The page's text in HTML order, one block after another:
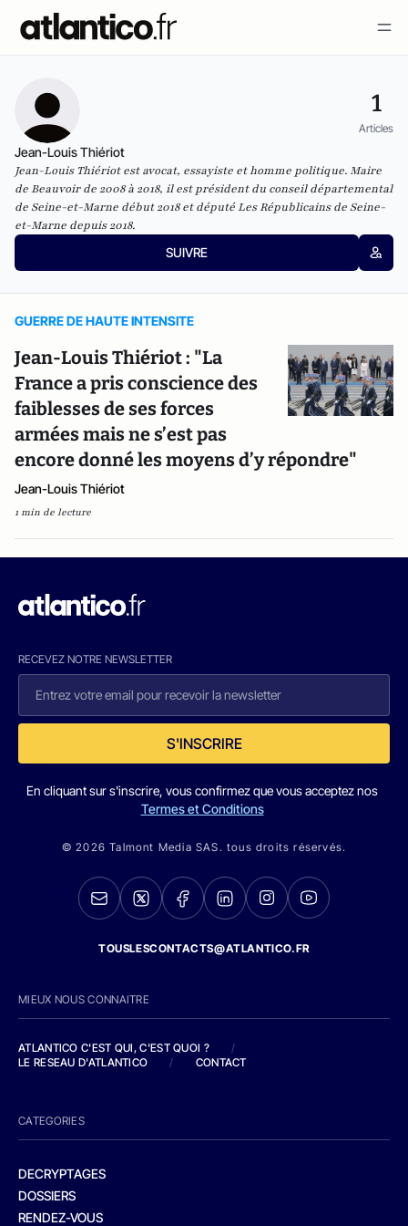
1
Articles
Jean-Louis Thiériot
Jean-Louis Thiériot est avocat, essayiste et homme politique. Maire
de Beauvoir de 2008 à 2018, il est président du conseil départemental
de Seine-et-Marne début 2018 et député Les Républicains de Seine-
et-Marne depuis 2018.
SUIVRE
GUERRE DE HAUTE INTENSITE
Jean-Louis Thiériot : "La
France a pris conscience des
faiblesses de ses forces
armées mais ne s’est pas
encore donné les moyens d’y répondre"
Jean-Louis Thiériot
1 min de lecture
RECEVEZ NOTRE NEWSLETTER
S'INSCRIRE
En cliquant sur s'inscrire, vous confirmez que vous acceptez nos
Termes et Conditions
© 2026 Talmont Media SAS. tous droits réservés.
TOUSLESCONTACTS@ATLANTICO.FR
MIEUX NOUS CONNAITRE
ATLANTICO C'EST QUI, C'EST QUOI ?
/
LE RESEAU D'ATLANTICO
/ CONTACT
CATEGORIES
DECRYPTAGES
DOSSIERS
RENDEZ-VOUS